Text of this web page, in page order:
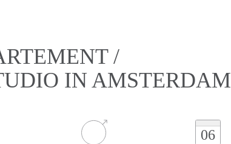
/
IN AMSTERDAM
06